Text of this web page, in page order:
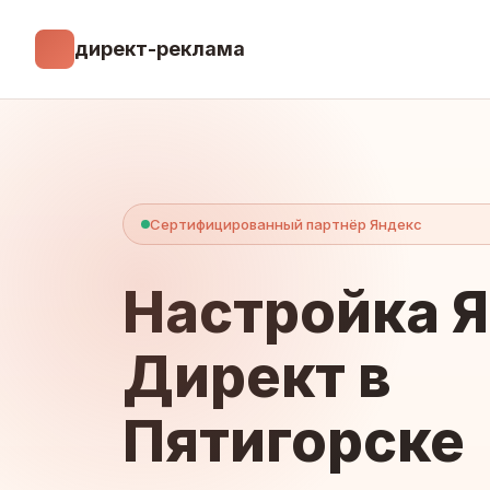
директ-реклама
Сертифицированный партнёр Яндекс
Настройка
Директ в
Пятигорске